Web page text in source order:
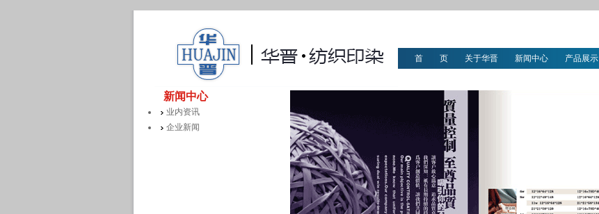
首 页
关于华晋 新闻中心 产品展示
新闻中心
业内资讯
企业新闻